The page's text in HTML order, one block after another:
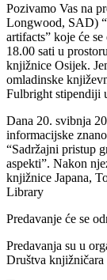
Pozivamo Vas na
Longwood, SAD)
artifacts” koje će
18.00 sati u
knjižnice Osijek.
omladinske
Fulbright stipendiji
Dana 20. svibnja
informacijske
“Sadržajni pristup
aspekti”. Nakon
knjižnice Japana,
Library
Predavanje će se
Predavanja su u
Društva